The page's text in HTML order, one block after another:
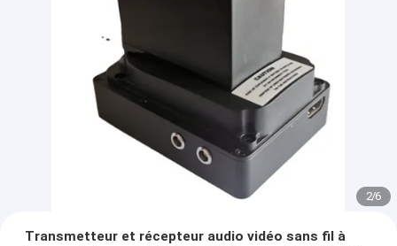
2/6
Transmetteur et récepteur audio vidéo sans fil à